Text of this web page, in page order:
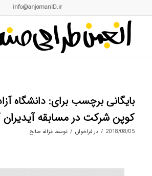
info@anjomanID.ir
بایگانی برچسب برای: دانشگاه
کوپن شرکت در مسابقه آیدیران 97
2018/08/05
/ در فراخوان / توسط غزاله صالح